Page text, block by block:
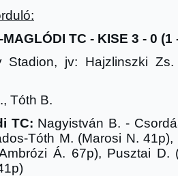
TC - KISE 3 - 0 (1
Stadion, jv: Hajzlinszki Zs.
Tóth B.
TC: Nagyistván B. -
Tóth M. (Marosi N. 41p),
Á. 67p), Pusztai D.